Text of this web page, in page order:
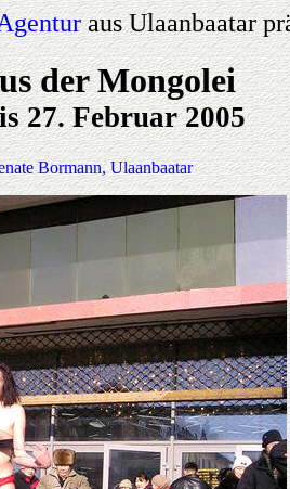
aus Ulaanbaatar
der Mongolei
27. Februar 2005
Bormann, Ulaanbaatar